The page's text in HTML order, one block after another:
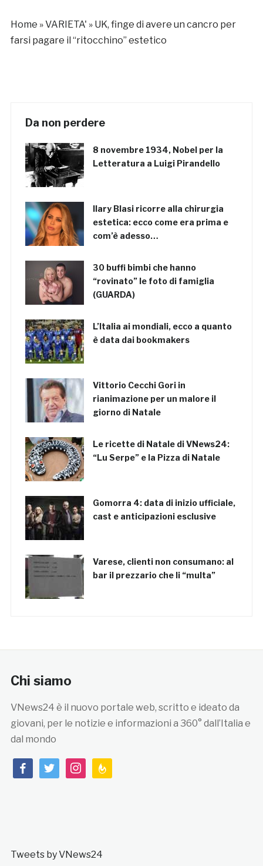
Home »VARIETA' » UK, finge di avere un cancro per
farsi pagare il “ritocchino” estetico
Da non perdere
8 novembre 1934, Nobel per la
Letteratura a Luigi Pirandello
Ilary Blasi ricorre alla chirurgia
estetica: ecco come era prima e
com’è adesso…
30 buffi bimbi che hanno
“rovinato” le foto di famiglia
(GUARDA)
L’Italia ai mondiali, ecco a quanto
è data dai bookmakers
Vittorio Cecchi Gori in
rianimazione per un malore il
giorno di Natale
Le ricette di Natale di VNews24:
“Lu Serpe” e la Pizza di Natale
Gomorra 4: data di inizio ufficiale,
cast e anticipazioni esclusive
Varese, clienti non consumano: al
bar il prezzario che li “multa”
Chi siamo
VNews24 è il nuovo portale web, scritto e ideato da
giovani, per le notizie e informazioni a 360° dall’Italia e
dal mondo
facebooktwitterinstagramfeedburner
Tweets by VNews24